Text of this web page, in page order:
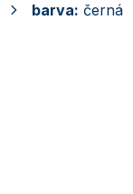
barva: černá